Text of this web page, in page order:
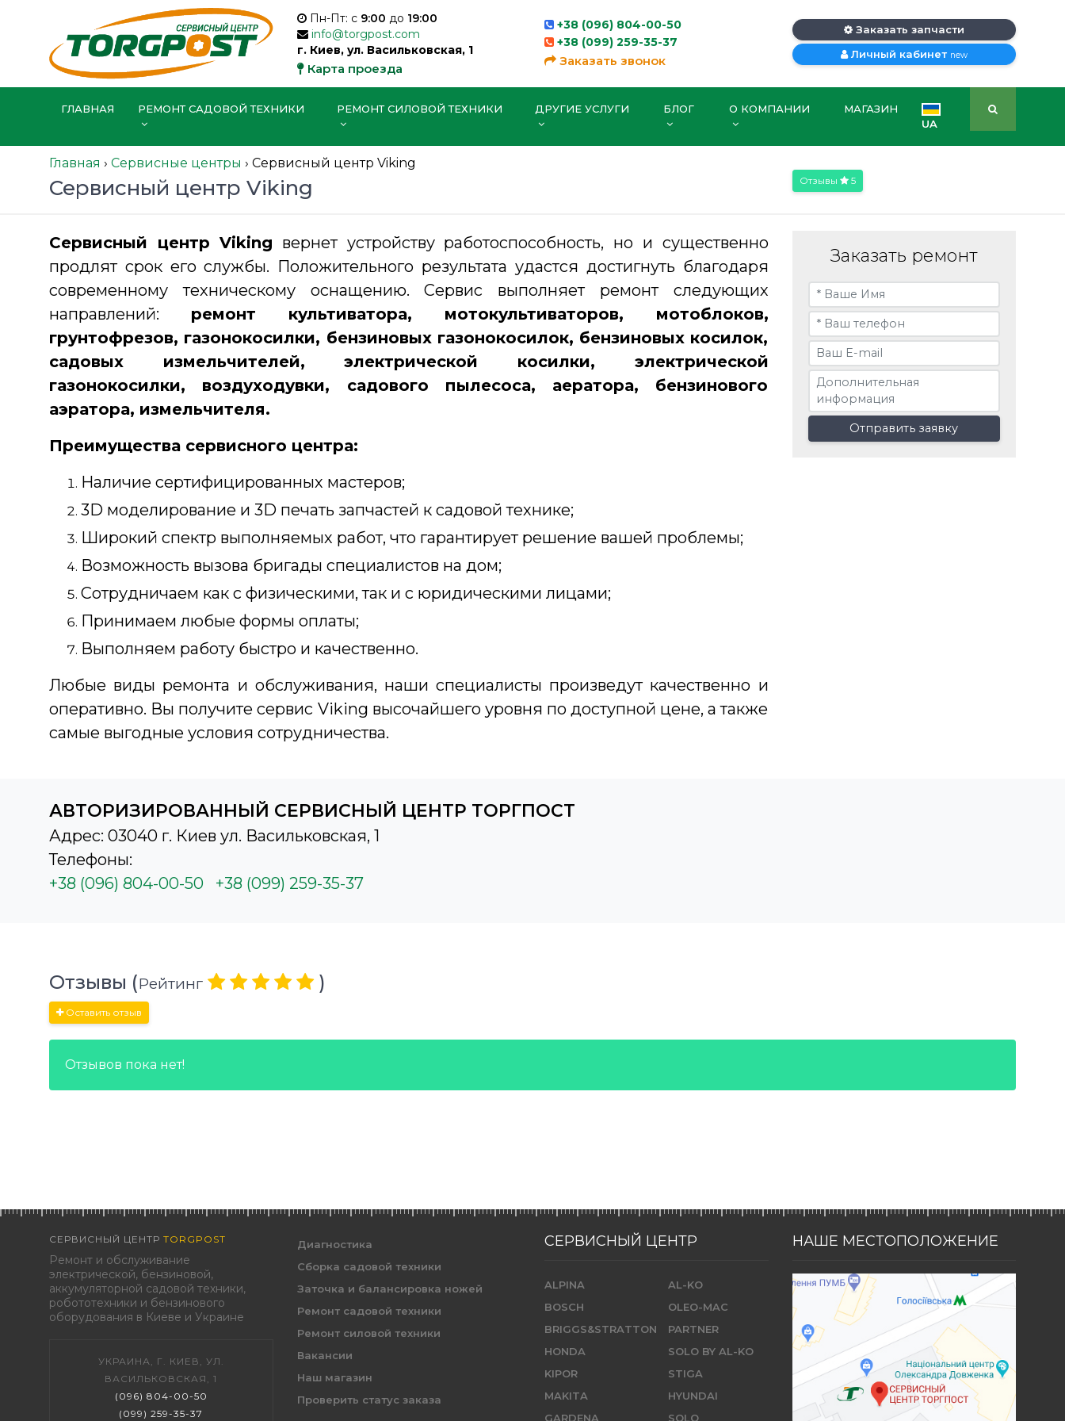
Пн-Пт: с 9:00 до 19:00
info@torgpost.com
г. Киев, ул. Васильковская, 1
Карта проезда
+38 (096) 804-00-50
+38 (099) 259-35-37
Заказать звонок
Заказать запчасти
Личный кабинет new
ГЛАВНАЯ РЕМОНТ САДОВОЙ ТЕХНИКИ РЕМОНТ СИЛОВОЙ ТЕХНИКИ ДРУГИЕ УСЛУГИ БЛОГ О КОМПАНИИ
МАГАЗИН
UA
Главная › Сервисные центры › Сервисный центр Viking
Сервисный центр Viking Отзывы 5
Сервисный центр Viking вернет устройству работоспособность, но и существенно
продлят срок его службы. Положительного результата удастся достигнуть благодаря
современному техническому оснащению. Сервис выполняет ремонт следующих
направлений: ремонт культиватора, мотокультиваторов, мотоблоков,
грунтофрезов, газонокосилки, бензиновых газонокосилок, бензиновых косилок,
садовых измельчителей, электрической косилки, электрической
газонокосилки, воздуходувки, садового пылесоса, аератора, бензинового
аэратора, измельчителя.
Преимущества сервисного центра:
Наличие сертифицированных мастеров;
3D моделирование и 3D печать запчастей к садовой технике;
Широкий спектр выполняемых работ, что гарантирует решение вашей проблемы;
Возможность вызова бригады специалистов на дом;
Сотрудничаем как с физическими, так и с юридическими лицами;
Принимаем любые формы оплаты;
Выполняем работу быстро и качественно.
Любые виды ремонта и обслуживания, наши специалисты произведут качественно и
оперативно. Вы получите сервис Viking высочайшего уровня по доступной цене, а также
самые выгодные условия сотрудничества.
АВТОРИЗИРОВАННЫЙ СЕРВИСНЫЙ ЦЕНТР ТОРГПОСТ
Адрес: 03040 г. Киев ул. Васильковская, 1
Телефоны:
+38 (096) 804-00-50
+38 (099) 259-35-37
Заказать ремонт
Отправить заявку
Отзывы (Рейтинг )
Оставить отзыв
Отзывов пока нет!
СЕРВИСНЫЙ ЦЕНТР TORGPOST
Ремонт и обслуживание
электрической, бензиновой,
аккумуляторной садовой техники,
робототехники и бензинового
оборудования в Киеве и Украине
УКРАИНА, Г. КИЕВ, УЛ.
ВАСИЛЬКОВСКАЯ, 1
(096) 804-00-50
(099) 259-35-37
Диагностика
Сборка садовой техники
Заточка и балансировка ножей
Ремонт садовой техники
Ремонт силовой техники
Вакансии
Наш магазин
Проверить статус заказа
СЕРВИСНЫЙ ЦЕНТР
ALPINA
BOSCH
BRIGGS&STRATTON
HONDA
KIPOR
MAKITA
GARDENA
AL-KO
OLEO-MAC
PARTNER
SOLO BY AL-KO
STIGA
HYUNDAI
SOLO
НАШЕ МЕСТОПОЛОЖЕНИЕ